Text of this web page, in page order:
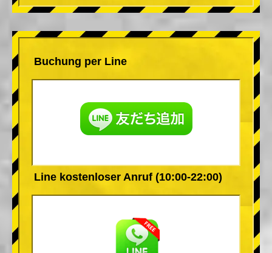
Buchung per Line
Line kostenloser Anruf (10:00-22:00)